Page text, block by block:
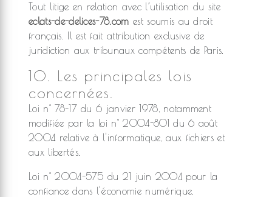
Tout litige en relation avec l’utilisation du site
eclats-de-delices-78.com est soumis au droit
français. Il est fait attribution exclusive de
juridiction aux tribunaux compétents de Paris.
10. Les principales lois
concernées.
Loi n° 78-17 du 6 janvier 1978, notamment
modifiée par la loi n° 2004-801 du 6 août
2004 relative à l'informatique, aux fichiers et
aux libertés.
Loi n° 2004-575 du 21 juin 2004 pour la
confiance dans l'économie numérique.